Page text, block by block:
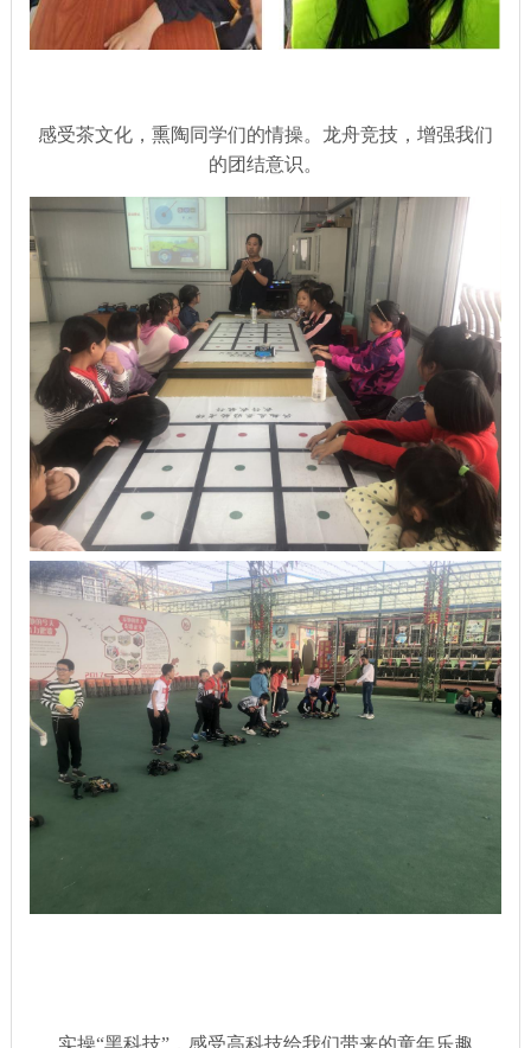
感受茶文化，熏陶同学们的情操。龙舟竞技，增强我们
的团结意识。
实操“黑科技”，感受高科技给我们带来的童年乐趣